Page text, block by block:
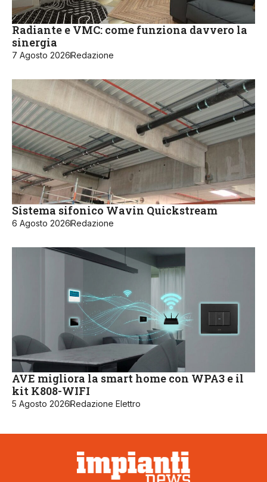
Radiante e VMC: come funziona davvero la
sinergia
7 Agosto 2026Redazione
Sistema sifonico Wavin Quickstream
6 Agosto 2026Redazione
AVE migliora la smart home con WPA3 e il
kit K808-WIFI
5 Agosto 2026Redazione Elettro